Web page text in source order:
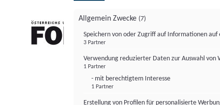
Allgemein Zwecke (7)
Speichern von oder Zugriff auf Informationen auf
3 Partner
Verwendung reduzierter Daten zur Auswahl von
1 Partner
- mit berechtigtem Interesse
1 Partner
Erstellung von Profilen für personalisierte
FONDS professionell